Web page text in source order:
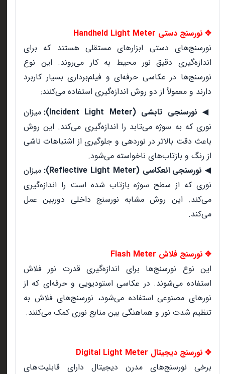
✥ نورسنج دستی Handheld Light Meter
نورسنج‌های دستی ابزارهای مستقلی هستند که برای
اندازه‌گیری دقیق نور محیط به کار می‌روند. این نوع
نورسنج‌ها در عکاسی حرفه‌ای و فیلم‌برداری بسیار کاربرد
دارند و معمولاً از دو روش اندازه‌گیری استفاده می‌کنند:
◀نورسنجی تابشی (Incident Light Meter):
میزان
نوری که به سوژه می‌تابد را اندازه‌گیری می‌کند. این روش
باعث دقت بالاتر در نوردهی و جلوگیری از اشتباهات ناشی
از رنگ و بازتاب‌های ناخواسته می‌شود.
◀نورسنجی انعکاسی (Reflective Light Meter):
میزان
نوری که از سطح سوژه بازتاب شده است را اندازه‌گیری
می‌کند. این روش مشابه نورسنج داخلی دوربین عمل
می‌کند.
✥ نورسنج فلاش Flash Meter
این نوع نورسنج‌ها برای اندازه‌گیری قدرت نور فلاش
استفاده می‌شوند. در عکاسی استودیویی و حرفه‌ای که از
نورهای مصنوعی استفاده می‌شود، نورسنج‌های فلاش به
تنظیم شدت نور و هماهنگی بین منابع نوری کمک می‌کنند.
✥ نورسنج دیجیتال Digital Light Meter
برخی نورسنج‌های مدرن دیجیتال دارای قابلیت‌های